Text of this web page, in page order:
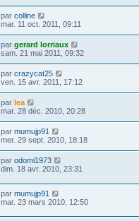
par colline
mar. 11 oct. 2011, 09:11
par gerard lorriaux
sam. 21 mai 2011, 09:32
par crazycat25
ven. 15 avr. 2011, 17:12
par lea
mar. 28 déc. 2010, 20:28
par mumujp91
mer. 29 sept. 2010, 18:18
par odomi1973
dim. 18 avr. 2010, 23:31
par mumujp91
mar. 23 mars 2010, 12:50